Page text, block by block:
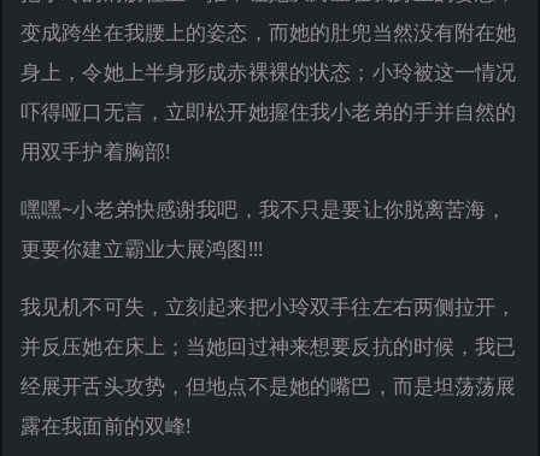
变成跨坐在我腰上的姿态，而她的肚兜当然没有附在她
身上，令她上半身形成赤裸裸的状态；小玲被这一情况
吓得哑口无言，立即松开她握住我小老弟的手并自然的
用双手护着胸部!
嘿嘿~小老弟快感谢我吧，我不只是要让你脱离苦海，
更要你建立霸业大展鸿图!!!
我见机不可失，立刻起来把小玲双手往左右两侧拉开，
并反压她在床上；当她回过神来想要反抗的时候，我已
经展开舌头攻势，但地点不是她的嘴巴，而是坦荡荡展
露在我面前的双峰!